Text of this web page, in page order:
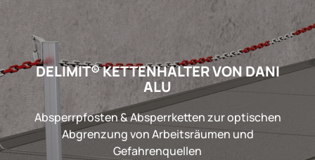
DELIMIT® KETTENHALTER VON DANI
ALU
Absperrpfosten & Absperrketten zur optischen
Abgrenzung von Arbeitsräumen und
Gefahrenquellen